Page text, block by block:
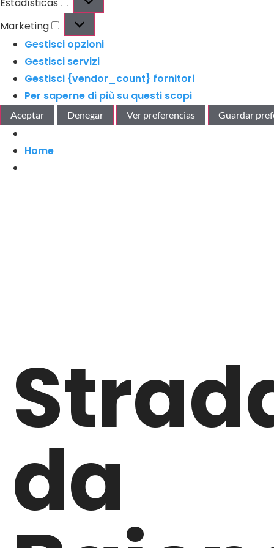
Marketing
Gestisci opzioni
Gestisci servizi
Gestisci {vendor_count} fornitori
Per saperne di più su questi scopi
Aceptar Denegar Ver preferencias Guardar
Home
da